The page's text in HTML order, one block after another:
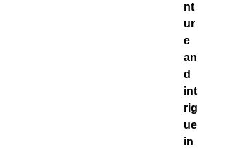
nt
ur
e
an
d
int
rig
ue
in